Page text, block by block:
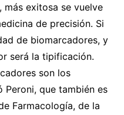
más exitosa se vuelve
de precisión. Si
de biomarcadores, y
será la tipificación.
son los
Peroni, que también es
Farmacología, de la